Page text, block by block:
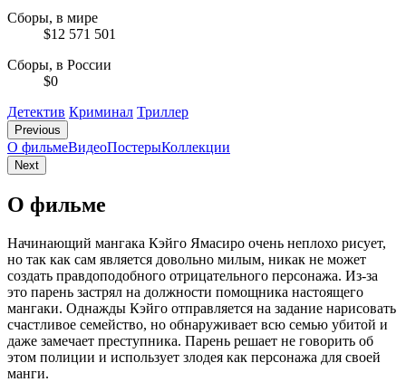
Сборы, в мире
$12 571 501
Сборы, в России
$0
Детектив Криминал Триллер
Previous
О фильмеВидеоПостерыКоллекции
Next
О фильме
Начинающий мангака Кэйго Ямасиро очень неплохо рисует,
но так как сам является довольно милым, никак не может
создать правдоподобного отрицательного персонажа. Из-за
это парень застрял на должности помощника настоящего
мангаки. Однажды Кэйго отправляется на задание нарисовать
счастливое семейство, но обнаруживает всю семью убитой и
даже замечает преступника. Парень решает не говорить об
этом полиции и использует злодея как персонажа для своей
манги.